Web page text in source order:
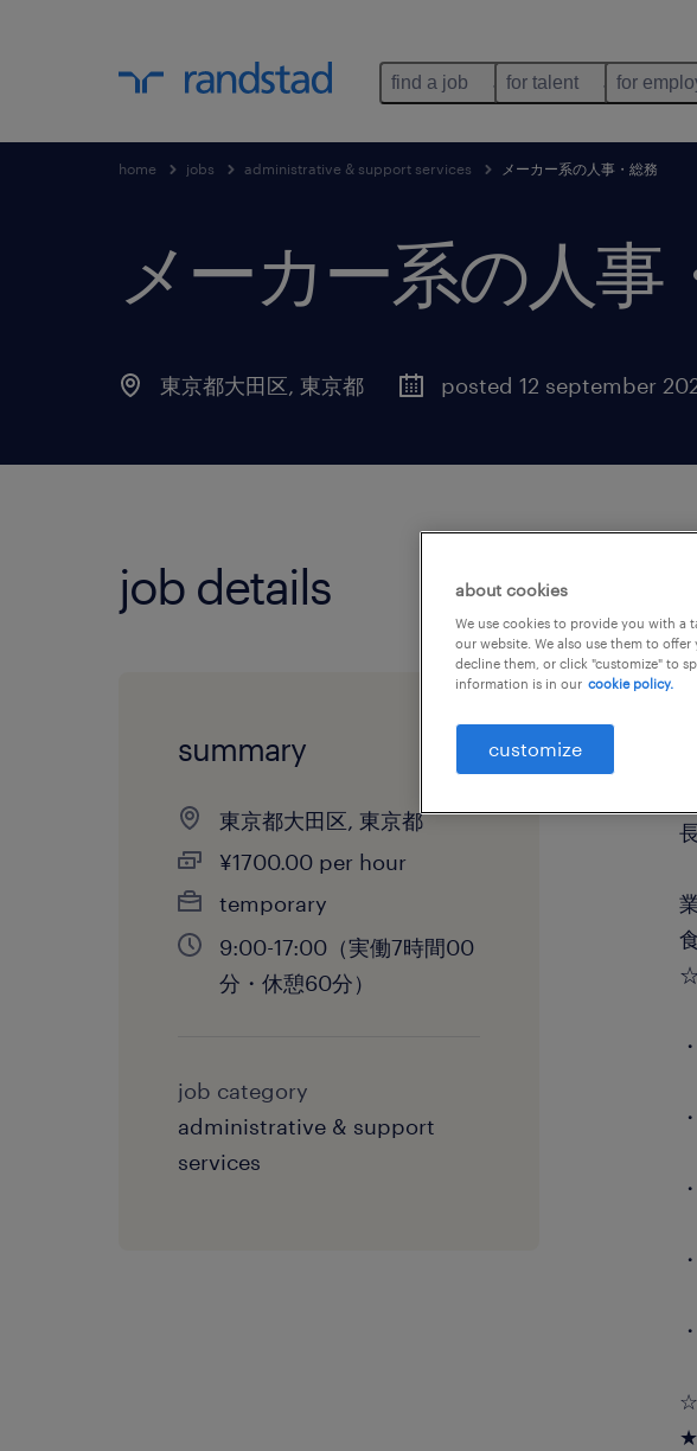
find a job for talent for
home jobs administrative & support services メーカー系の人事・総務
メーカー系の人事
東京都大田区, 東京都 posted 12 september
job details
summary
東京都大田区, 東京都
¥1700.00 per hour
temporary
9:00-17:00（実働7時間00
分・休憩60分）
job category
administrative & support
services
☆
★
about cookies
We use cookies to provide you with a
our website. We also use them to
decline them, or click "customize" to
information is in our cookie policy.
customize